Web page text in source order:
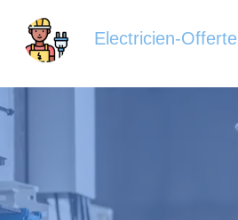
Electricien-Offerte